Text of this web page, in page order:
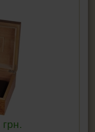
грн.